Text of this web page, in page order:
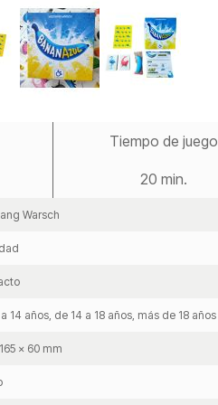
Tiempo de juego
20 min.
Warsch
14 años, de 14 a 18 años, más de 18 años
x 60 mm